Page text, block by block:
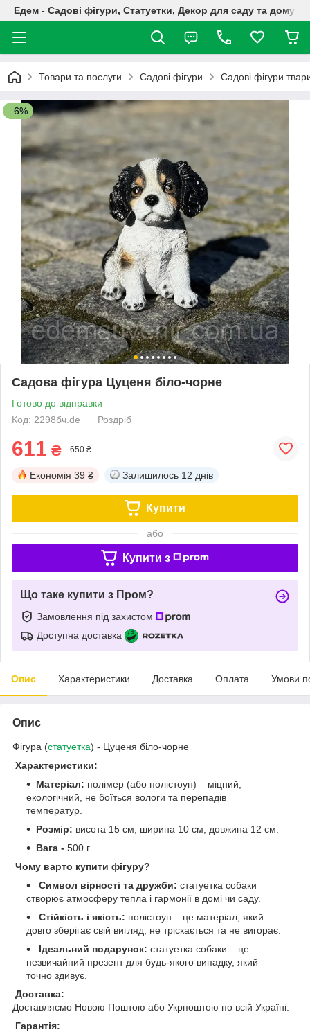
Едем - Садові фігури, Статуетки, Декор для саду та дому
Товари та послуги Садові фігури Садові фігури
–6%
Садова фігура Цуценя біло-чорне
Готово до відправки
Код: 2298бч.de
Роздріб
611 ₴ 650 ₴
Економія 39 ₴ Залишилось 12 днів
Купити
або
Купити з
Що таке купити з Пром?
Замовлення під захистом
Доступна доставка
Опис Характеристики Доставка Оплата Умови
Опис
Фігура (статуетка) - Цуценя біло-чорне
Характеристики:
Матеріал: полімер (або полістоун) – міцний,
екологічний, не боїться вологи та перепадів
температур.
Розмір: висота 15 см; ширина 10 см; довжина 12 см.
Вага - 500 г
Чому варто купити фігуру?
Символ вірності та дружби: статуетка собаки
створює атмосферу тепла і гармонії в домі чи саду.
Стійкість і якість: полістоун – це матеріал, який
довго зберігає свій вигляд, не тріскається та не вигорає.
Ідеальний подарунок: статуетка собаки – це
незвичайний презент для будь-якого випадку, який
точно здивує.
Доставка:
Доставляємо Новою Поштою або Укрпоштою по всій Україні.
Гарантія: